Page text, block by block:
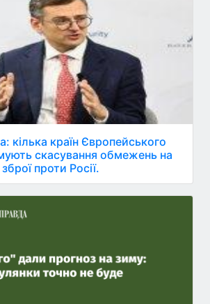
кілька країн Європейського
скасування обмежень на
проти Росії.